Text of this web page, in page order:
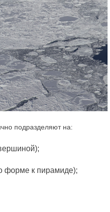
подразделяют на:
форме к пирамиде);